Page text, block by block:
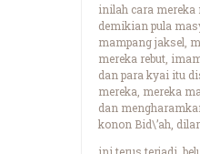
inilah cara mereka
demikian pula
mampang jaksel,
mereka rebut,
dan para kyai itu
mereka, mereka
dan
konon Bid\’ah,
ini terus terjadi,